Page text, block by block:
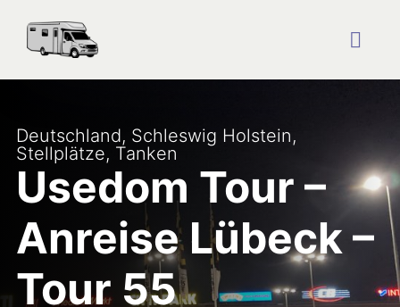
Inhalt
springen
Reise Blog
Plätze
Über uns
Deutschland, Schleswig Holstein,
Stellplätze, Tanken
Usedom Tour –
Anreise Lübeck –
Tour 55